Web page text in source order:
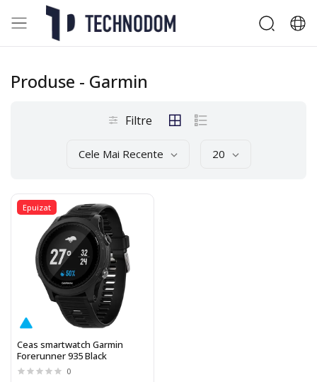
Produse - Garmin
Filtre
Cele Mai Recente 20
Epuizat
Ceas smartwatch Garmin
Forerunner 935 Black
0